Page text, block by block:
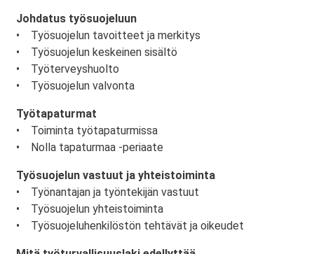
Johdatus työsuojeluun
• Työsuojelun tavoitteet ja merkitys
• Työsuojelun keskeinen sisältö
• Työterveyshuolto
• Työsuojelun valvonta
Työtapaturmat
• Toiminta työtapaturmissa
• Nolla tapaturmaa -periaate
Työsuojelun vastuut ja yhteistoiminta
• Työnantajan ja työntekijän vastuut
• Työsuojelun yhteistoiminta
• Työsuojeluhenkilöstön tehtävät ja oikeudet